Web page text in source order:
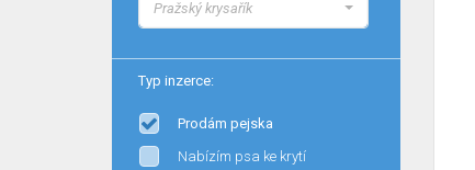
Pražský krysařík
Typ inzerce:
Prodám pejska
Nabízím psa ke krytí